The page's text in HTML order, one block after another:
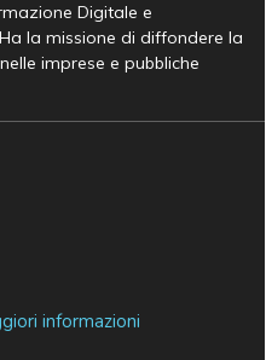
Digitale e
la missione di diffondere la
imprese e pubbliche
informazioni